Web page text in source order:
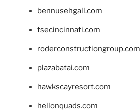
bennusehgall.com
tsecincinnati.com
roderconstructiongroup.com
plazabatai.com
hawkscayresort.com
hellonquads.com